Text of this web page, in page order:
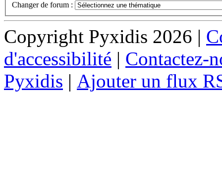
Changer de forum :
Copyright Pyxidis 2026 |
d'accessibilité | Contactez-
Pyxidis | Ajouter un flux